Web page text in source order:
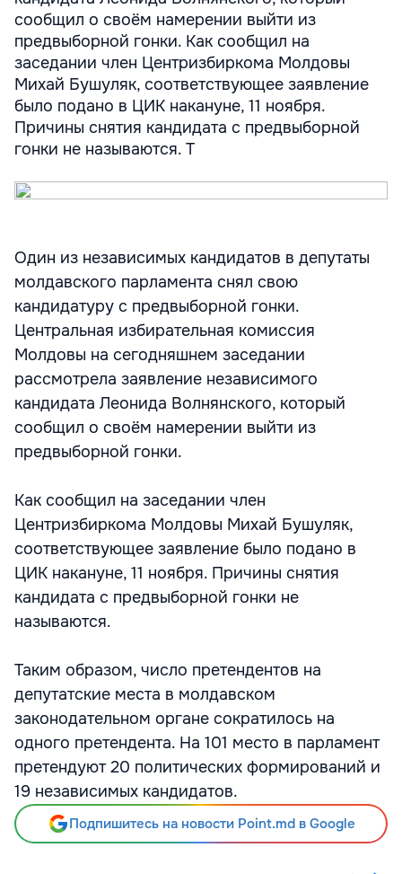
сообщил о своём намерении выйти из
предвыборной гонки. Как сообщил на
заседании член Центризбиркома Молдовы
Михай Бушуляк, соответствующее заявление
было подано в ЦИК накануне, 11 ноября.
Причины снятия кандидата с предвыборной
гонки не называются. Т
Один из независимых кандидатов в депутаты
молдавского парламента снял свою
кандидатуру с предвыборной гонки.
Центральная избирательная комиссия
Молдовы на сегодняшнем заседании
рассмотрела заявление независимого
кандидата Леонида Волнянского, который
сообщил о своём намерении выйти из
предвыборной гонки.
Как сообщил на заседании член
Центризбиркома Молдовы Михай Бушуляк,
соответствующее заявление было подано в
ЦИК накануне, 11 ноября. Причины снятия
кандидата с предвыборной гонки не
называются.
Таким образом, число претендентов на
депутатские места в молдавском
законодательном органе сократилось на
одного претендента. На 101 место в парламент
претендуют 20 политических формирований и
19 независимых кандидатов.
Подпишитесь на новости Point.md в Google